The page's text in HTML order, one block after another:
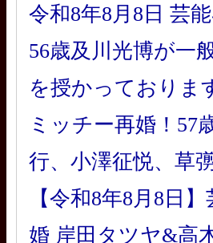
令和8年8月8日 芸
56歳及川光博が一
を授かっておりま
ミッチー再婚！57
行、小澤征悦、草
【令和8年8月8日
婚 岸田タツヤ&高